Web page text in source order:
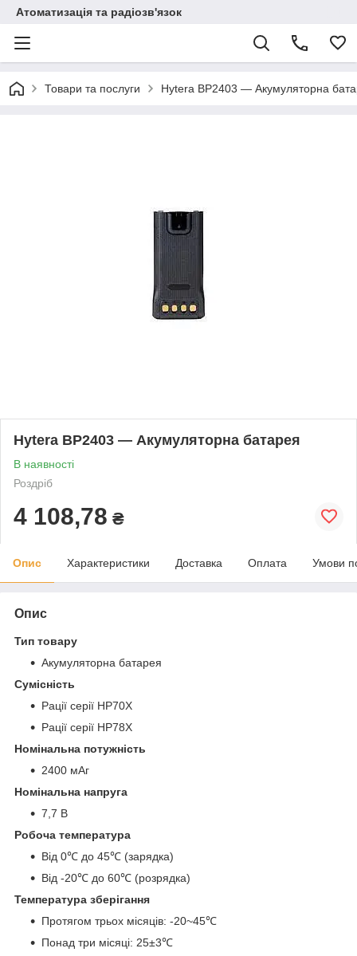
Атоматизація та радіозв'язок
Товари та послуги Hytera BP2403 — Акумуляторна
Hytera BP2403 — Акумуляторна батарея
В наявності
Роздріб
4 108,78 ₴
Опис Характеристики Доставка Оплата Умови
Опис
Тип товару
Акумуляторна батарея
Сумісність
Рації серії HP70X
Рації серії HP78X
Номінальна потужність
2400 мАг
Номінальна напруга
7,7 В
Робоча температура
Від 0℃ до 45℃ (зарядка)
Від -20℃ до 60℃ (розрядка)
Температура зберігання
Протягом трьох місяців: -20~45℃
Понад три місяці: 25±3℃